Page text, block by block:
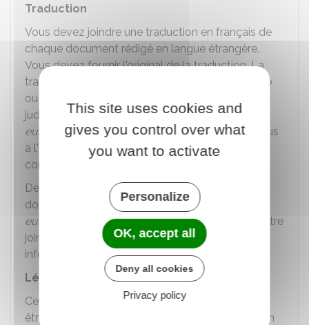
Traduction
Vous devez joindre une traduction en français de
chaque document rédigé en langue étrangère.
Vous devez fournir l'original de la traduction. La
traduction doit être faite par un
traducteur agréé
ou habilité à intervenir auprès des autorités
judiciaires ou administratives d'un autrepays
européen. Si vous êtes à l'étranger, adressez-vous
à l'ambassade ou au consulat de France pour
consulter la liste des traducteurs agréés.
De plus, pour éviter d'avoir à traduire certains
documents délivrés par un pays de
européenne
, unformulaire multilingue
peut être
joint. Consultez lesite e-justicepour avoir des
informations complémentaires.
Légalisation ou apostille
Certains documents établis à l'étranger doivent
être
pour être acceptés en
This site uses cookies and
gives you control over what
you want to activate
Personalize
OK, accept all
Deny all cookies
Privacy policy